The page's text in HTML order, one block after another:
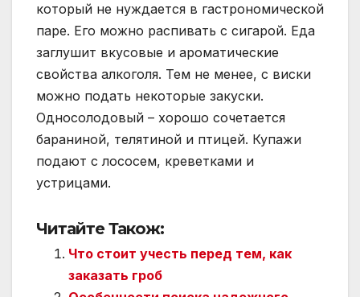
который не нуждается в гастрономической
паре. Его можно распивать с сигарой. Еда
заглушит вкусовые и ароматические
свойства алкоголя. Тем не менее, с виски
можно подать некоторые закуски.
Односолодовый – хорошо сочетается
бараниной, телятиной и птицей. Купажи
подают с лососем, креветками и
устрицами.
Читайте Також:
Что стоит учесть перед тем, как
заказать гроб